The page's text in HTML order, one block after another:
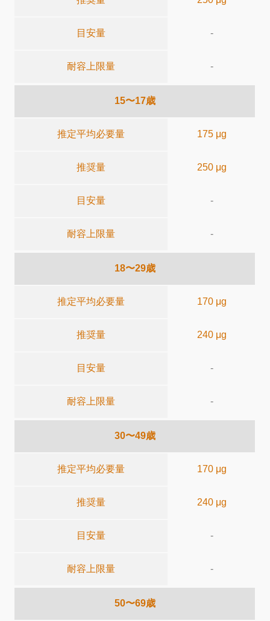
目安量 -
耐容上限量 -
15〜17歳
推定平均必要量 175 μg
推奨量 250 μg
目安量 -
耐容上限量 -
18〜29歳
推定平均必要量 170 μg
推奨量 240 μg
目安量 -
耐容上限量 -
30〜49歳
推定平均必要量 170 μg
推奨量 240 μg
目安量 -
耐容上限量 -
50〜69歳